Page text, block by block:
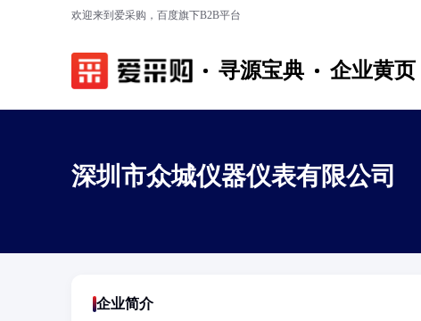
欢迎来到爱采购，百度旗下B2B平台
寻源宝典 企业黄页
深圳市众城仪器仪表有限公司
企业简介